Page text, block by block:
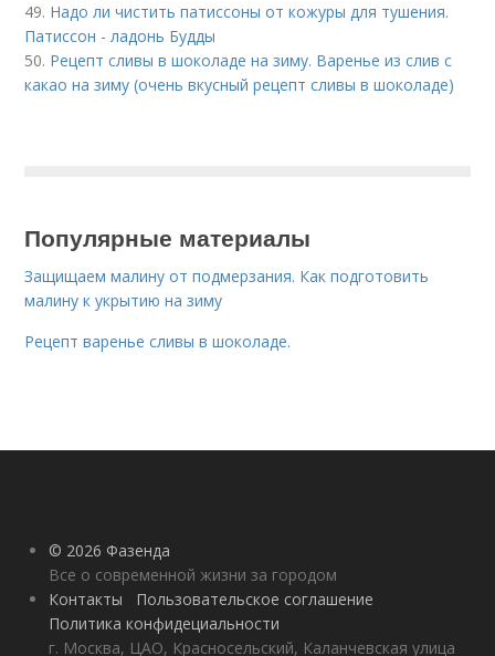
49. Надо ли чистить патиссоны от кожуры для тушения.
Патиссон - ладонь Будды
50. Рецепт сливы в шоколаде на зиму. Варенье из слив с
какао на зиму (очень вкусный рецепт сливы в шоколаде)
Популярные материалы
Защищаем малину от подмерзания. Как подготовить
малину к укрытию на зиму
Рецепт варенье сливы в шоколаде.
© 2026 Фазенда
Все о современной жизни за городом
Контакты
Пользовательское соглашение
Политика конфидециальности
г. Москва, ЦАО, Красносельский, Каланчевская улица